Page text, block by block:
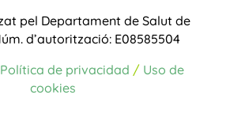
pel Departament de Salut de
d’autorització: E08585504
Política de privacidad / Uso de
cookies